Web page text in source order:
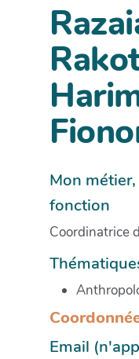
Mon
fonction
Coordinatrice
Email